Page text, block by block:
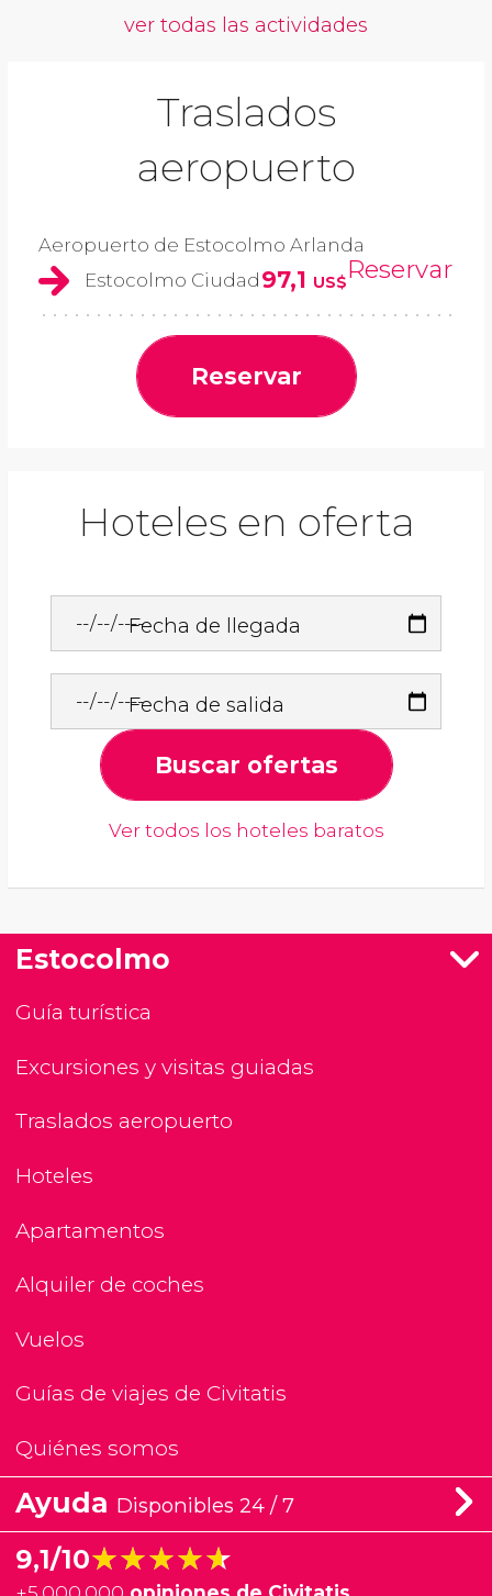
ver todas las actividades
Traslados
aeropuerto
Aeropuerto de Estocolmo Arlanda
Estocolmo Ciudad 97,1 US$Reservar
Reservar
Hoteles en oferta
Fecha de llegada
Fecha de salida
Buscar ofertas
Ver todos los hoteles baratos
Estocolmo
Guía turística
Excursiones y visitas guiadas
Traslados aeropuerto
Hoteles
Apartamentos
Alquiler de coches
Vuelos
Guías de viajes de Civitatis
Quiénes somos
Ayuda Disponibles 24 / 7
9,1/10★★★★★
★★★★★